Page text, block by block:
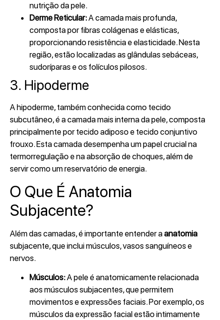
nutrição da pele.
Derme Reticular:A camada mais profunda,
composta por fibras colágenas e elásticas,
proporcionando resistência e elasticidade. Nesta
região, estão localizadas as glândulas sebáceas,
sudoríparas e os folículos pilosos.
3. Hipoderme
A hipoderme, também conhecida como tecido
subcutâneo, é a camada mais interna da pele, composta
principalmente por tecido adiposo e tecido conjuntivo
frouxo. Esta camada desempenha um papel crucial na
termorregulação e na absorção de choques, além de
servir como um reservatório de energia.
O Que É Anatomia
Subjacente?
Além das camadas, é importante entender aanatomia
subjacente, que inclui músculos, vasos sanguíneos e
nervos.
Músculos:A pele é anatomicamente relacionada
aos músculos subjacentes, que permitem
movimentos e expressões faciais. Por exemplo, os
músculos da expressão facial estão intimamente